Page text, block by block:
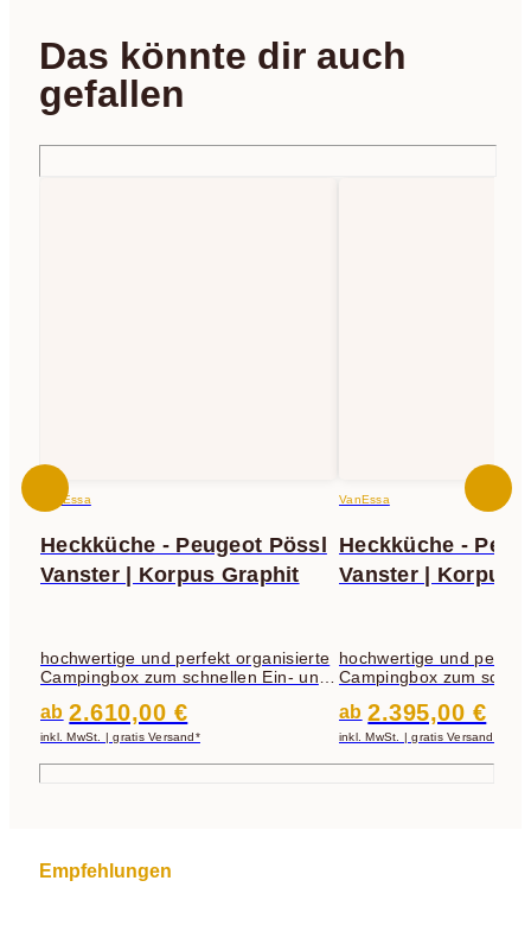
Das könnte dir auch
gefallen
VanEssa
Heckküche - Peugeot Pössl
Vanster | Korpus Graphit
hochwertige und perfekt organisierte
Campingbox zum schnellen Ein- und
ab 2.610,00 €
inkl. MwSt. | gratis Versand*
VanEssa
Heckküche -
Vanster | Korpus
hochwertige und
Campingbox zum
ab 2.395,00 €
inkl. MwSt. | gratis Versand*
Empfehlungen